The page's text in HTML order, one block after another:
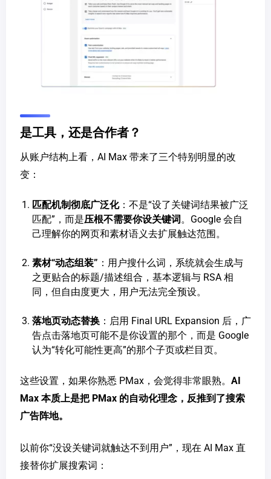
是工具，还是合作者？
从账户结构上看，AI Max 带来了三个特别明显的改
变：
匹配机制彻底广泛化：不是“设了关键词结果被广泛
匹配”，而是压根不需要你设关键词。Google 会自
己理解你的网页和素材语义去扩展触达范围。
素材“动态组装” ：用户搜什么词，系统就会生成与
之更贴合的标题/描述组合，基本逻辑与 RSA 相
同，但自由度更大，用户无法完全预设。
落地页动态替换 ：启用 Final URL Expansion 后，广
告点击落地页可能不是你设置的那个，而是 Google
认为“转化可能性更高”的那个子页或栏目页。
这些设置，如果你熟悉 PMax，会觉得非常眼熟。 AI
Max 本质上是把 PMax 的自动化理念，反推到了搜索
广告阵地。
以前你“没设关键词就触达不到用户”，现在 AI Max 直
接替你扩展搜索词：